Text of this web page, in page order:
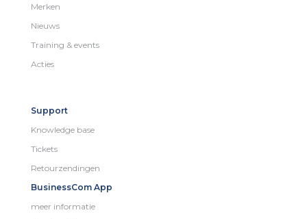
Merken
Nieuws
Training & events
Acties
Support
Knowledge base
Tickets
Retourzendingen
BusinessCom App
meer informatie